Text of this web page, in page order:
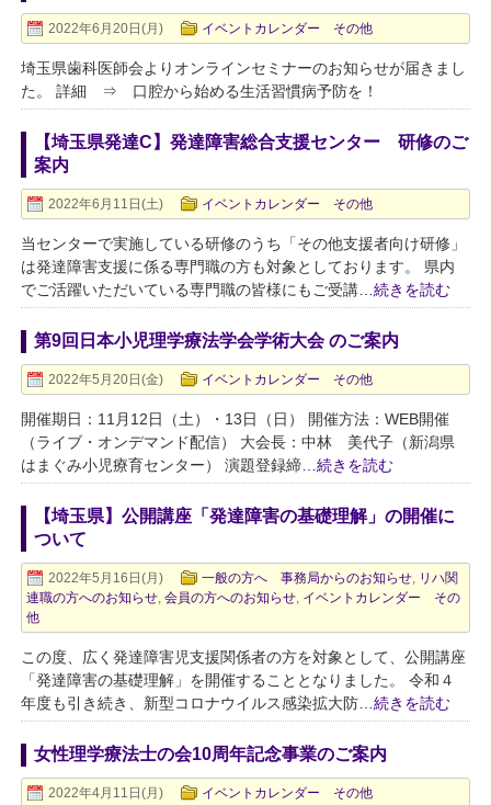
2022年6月20日(月) イベントカレンダー その他
埼玉県歯科医師会よりオンラインセミナーのお知らせが届きまし
た。 詳細 ⇒ 口腔から始める生活習慣病予防を！
【埼玉県発達C】発達障害総合支援センター 研修のご
案内
2022年6月11日(土) イベントカレンダー その他
当センターで実施している研修のうち「その他支援者向け研修」
は発達障害支援に係る専門職の方も対象としております。 県内
でご活躍いただいている専門職の皆様にもご受講 …続きを読む
第9回日本小児理学療法学会学術大会 のご案内
2022年5月20日(金) イベントカレンダー その他
開催期日：11月12日（土）・13日（日） 開催方法：WEB開催
（ライブ・オンデマンド配信） 大会長：中林 美代子（新潟県
はまぐみ小児療育センター） 演題登録締 …続きを読む
【埼玉県】公開講座「発達障害の基礎理解」の開催に
ついて
2022年5月16日(月) 一般の方へ 事務局からのお知らせ リハ関
連職の方へのお知らせ ,会員の方へのお知らせ イベントカレンダー その
他
この度、広く発達障害児支援関係者の方を対象として、公開講座
「発達障害の基礎理解」を開催することとなりました。 令和４
年度も引き続き、新型コロナウイルス感染拡大防 …続きを読む
女性理学療法士の会10周年記念事業のご案内
2022年4月11日(月) イベントカレンダー その他